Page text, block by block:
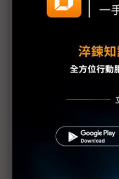
中國OLED手機面板
復之年」
蘋果OLED iPad Pro出